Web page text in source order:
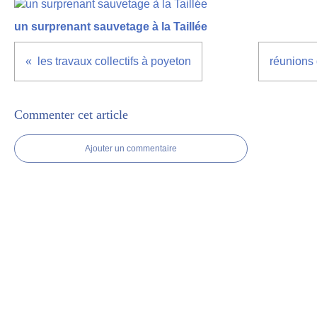
un surprenant sauvetage à la Taillée
les travaux collectifs à poyeton réunions
Commenter cet article
Ajouter un commentaire